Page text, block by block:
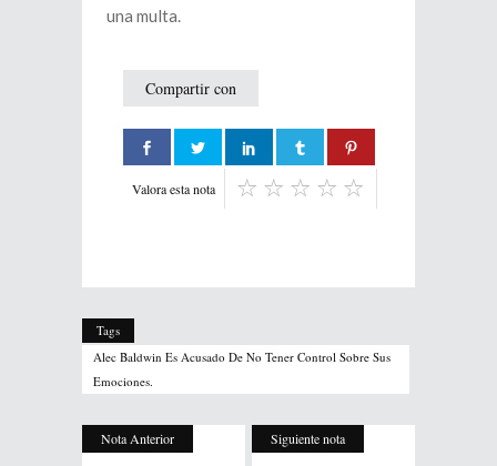
una multa.
Compartir con
Valora esta nota
Tags
Alec Baldwin Es Acusado De No Tener Control Sobre Sus
Emociones.
Nota Anterior Siguiente nota